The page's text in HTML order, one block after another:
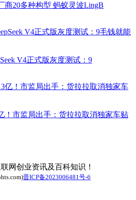
商20多种构型 蚂蚁灵波LingB
V4正式版灰度测试：9
！市监局出手：货拉拉取消独家车贴
网创业资讯及百科知识！
晋ICP备2023006481号-6